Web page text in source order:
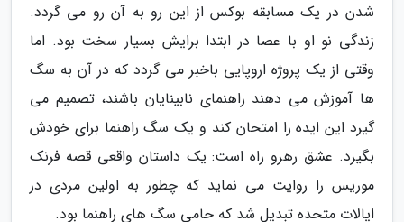
شدن در یک مسابقه بوکس از این رو به آن رو می گردد.
زندگی نو او با عصا در ابتدا برایش بسیار سخت بود. اما
وقتی از یک پروژه اروپایی باخبر می گردد که در آن به سگ
ها آموزش می دهند راهنمای نابینایان باشند، تصمیم می
گیرد این ایده را امتحان کند و یک سگ راهنما برای خودش
بگیرد. عشق رهرو راه است: یک داستان واقعی قصه فرنک
موریس را روایت می نماید که چطور به اولین مردی در
ایالات متحده تبدیل شد که حامی سگ های راهنما بود.